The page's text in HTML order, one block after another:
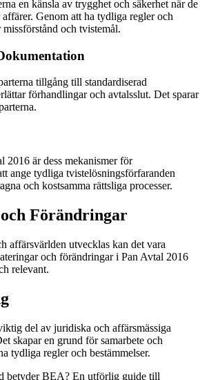
en känsla av trygghet och säkerhet när de
Genom att ha tydliga regler och
och tvistemål.
tillgång till standardiserad
förhandlingar och avtalsslut. Det sparar
2016 är dess mekanismer för
ange tydliga tvistelösningsförfaranden
och kostsamma rättsliga processer.
Förändringar
affärsvärlden utvecklas kan det vara
och förändringar i Pan Avtal 2016
relevant.
del av juridiska och affärsmässiga
skapar en grund för samarbete och
tydliga regler och bestämmelser.
betyder BEA? En utförlig guide till